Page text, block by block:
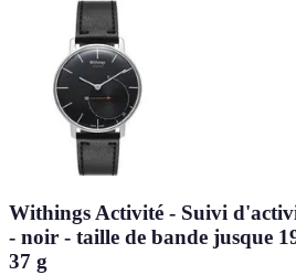
Withings Activité - Suivi
- noir - taille de bande jusque
37 g